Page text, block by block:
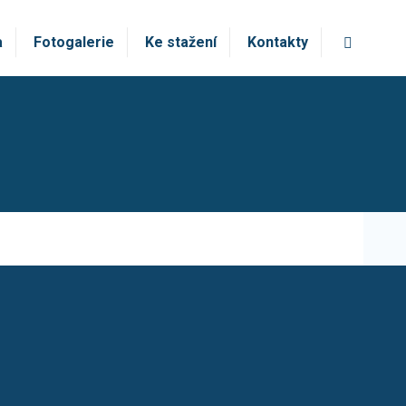
Fotogalerie Ke stažení Kontakty